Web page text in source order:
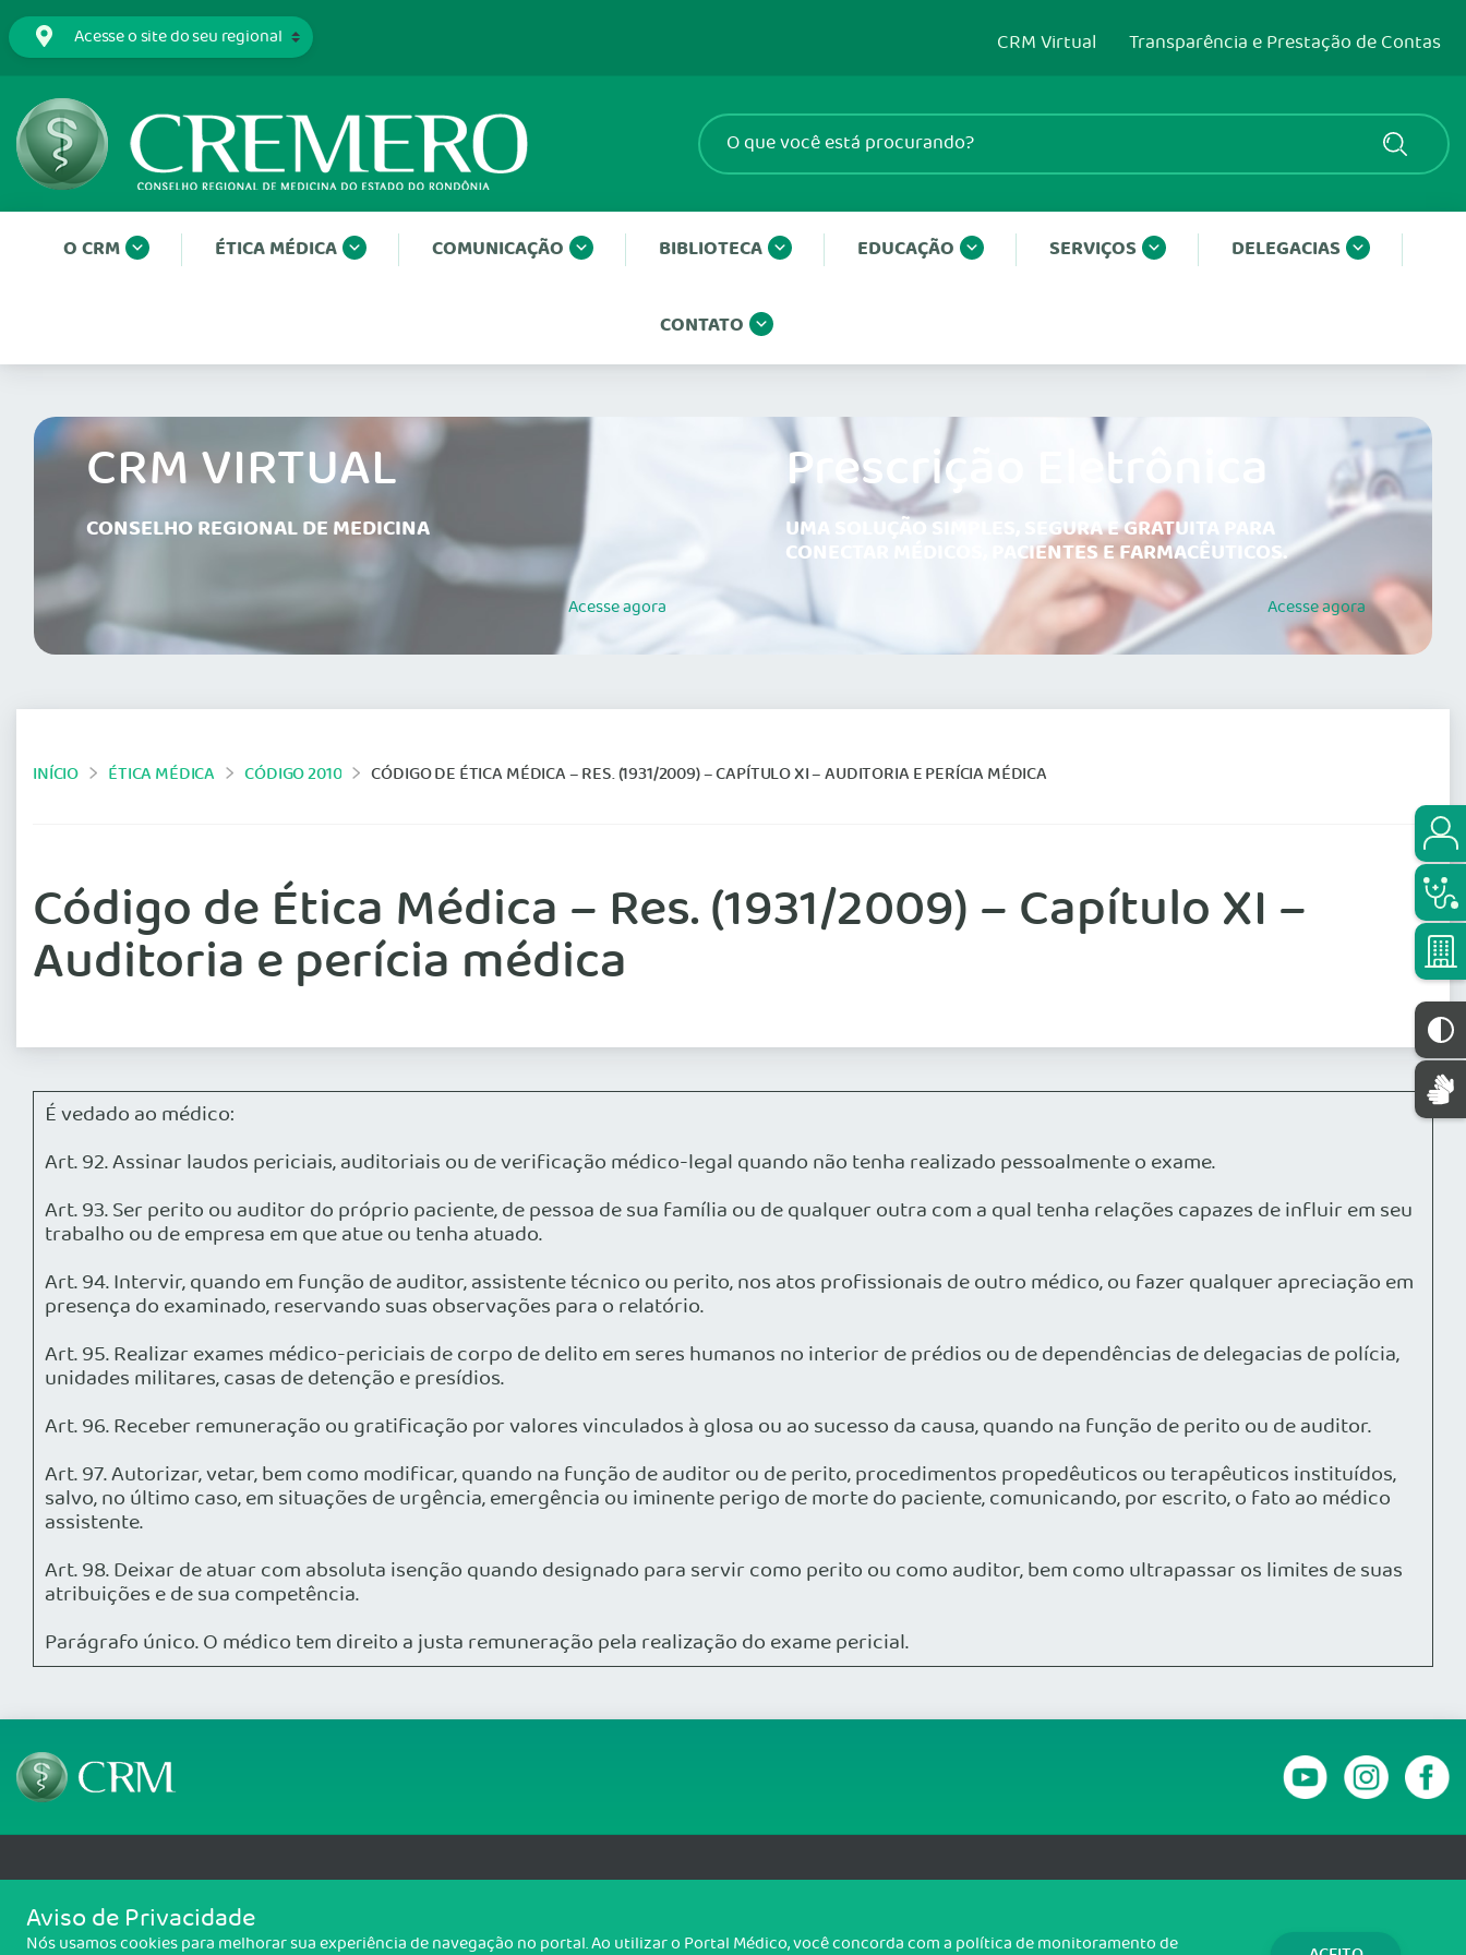
CRM Virtual Transparência e Prestação de Contas
O CRM ÉTICA MÉDICA COMUNICAÇÃO BIBLIOTECA EDUCAÇÃO SERVIÇOS DELEGACIAS
CONTATO
CRM VIRTUAL
CONSELHO REGIONAL DE MEDICINA
Acesseagora
Prescrição Eletrônica
UMA SOLUÇÃO SIMPLES, SEGURA E GRATUITA PARA
CONECTAR MÉDICOS, PACIENTES E FARMACÊUTICOS.
Acesseagora
INÍCIO ÉTICA MÉDICA CÓDIGO 2010 CÓDIGO DE ÉTICA MÉDICA – RES. (1931/2009) – CAPÍTULO XI – AUDITORIA E PERÍCIA MÉDICA
Código de Ética Médica – Res. (1931/2009) – Capítulo XI –
Auditoria e perícia médica
É vedado ao médico:
Art. 92. Assinar laudos periciais, auditoriais ou de verificação médico-legal quando não tenha realizado pessoalmente o exame.
Art. 93. Ser perito ou auditor do próprio paciente, de pessoa de sua família ou de qualquer outra com a qual tenha relações capazes de influir em seu
trabalho ou de empresa em que atue ou tenha atuado.
Art. 94. Intervir, quando em função de auditor, assistente técnico ou perito, nos atos profissionais de outro médico, ou fazer qualquer apreciação em
presença do examinado, reservando suas observações para o relatório.
Art. 95. Realizar exames médico-periciais de corpo de delito em seres humanos no interior de prédios ou de dependências de delegacias de polícia,
unidades militares, casas de detenção e presídios.
Art. 96. Receber remuneração ou gratificação por valores vinculados à glosa ou ao sucesso da causa, quando na função de perito ou de auditor.
Art. 97. Autorizar, vetar, bem como modificar, quando na função de auditor ou de perito, procedimentos propedêuticos ou terapêuticos instituídos,
salvo, no último caso, em situações de urgência, emergência ou iminente perigo de morte do paciente, comunicando, por escrito, o fato ao médico
assistente.
Art. 98. Deixar de atuar com absoluta isenção quando designado para servir como perito ou como auditor, bem como ultrapassar os limites de suas
atribuições e de sua competência.
Parágrafo único. O médico tem direito a justa remuneração pela realização do exame pericial.
Avenida dos Imigrantes, 3414, Liberdade, Porto Velho/RO - CEP: 76803-850
Copyright 2026 CREMERO. Todos os direitos reservados.
Aviso de Privacidade
Nós usamos cookies para melhorar sua experiência de navegação no portal. Ao utilizar o Portal Médico, você concorda com a política de monitoramento de